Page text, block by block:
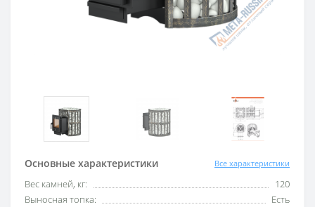
Основные характеристики Все характеристики
Вес камней, кг:
120
Выносная топка:
Есть